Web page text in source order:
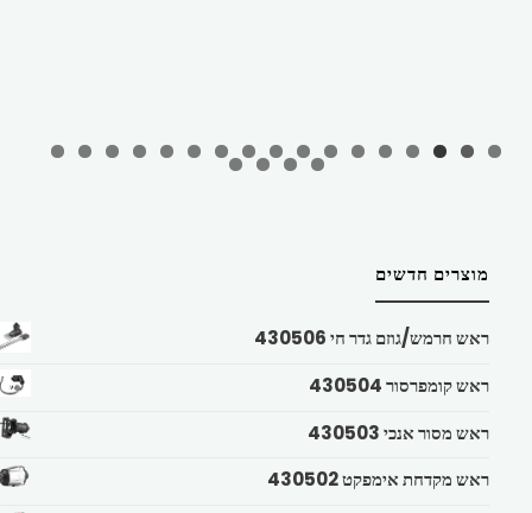
מוצרים חדשים
ראש חרמש/גוזם גדר חי 430506
ראש קומפרסור 430504
ראש מסור אנכי 430503
ראש מקדחת אימפקט 430502